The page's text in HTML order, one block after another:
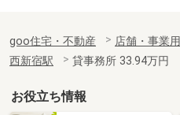
goo住宅・不動産 店舗・事業用
西新宿駅
貸事務所 33.94万円
お役立ち情報